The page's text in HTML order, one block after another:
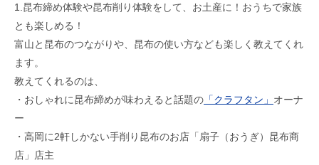
1.昆布締め体験や昆布削り体験をして、お土産に！おうちで家族
とも楽しめる！
富山と昆布のつながりや、昆布の使い方なども楽しく教えてくれ
ます。
教えてくれるのは、
・おしゃれに昆布締めが味わえると話題の 「クラフタン」 オーナ
ー
・高岡に2軒しかない手削り昆布のお店「扇子（おうぎ）昆布商
店」店主